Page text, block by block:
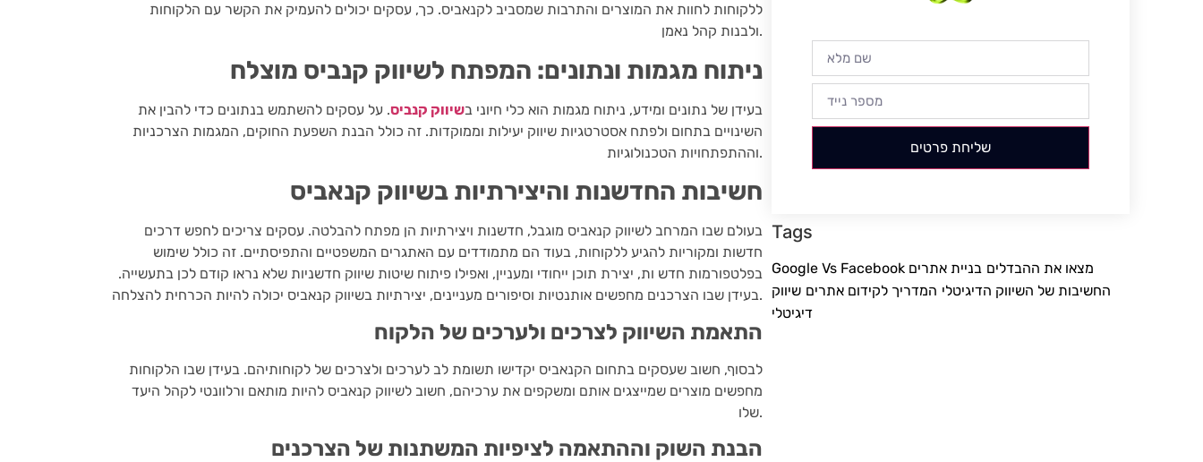
ללקוחות לחוות את המוצרים והתרבות שמסביב לקנאביס. כך, עסקים יכולים להעמיק את הקשר עם הלקוחות
ולבנות קהל נאמן.
ניתוח מגמות ונתונים: המפתח לשיווק קנביס מוצלח
בעידן של נתונים ומידע, ניתוח מגמות הוא כלי חיוני בשיווק קנביס. על עסקים להשתמש בנתונים כדי להבין את
השינויים בתחום ולפתח אסטרטגיות שיווק יעילות וממוקדות. זה כולל הבנת השפעת החוקים, המגמות הצרכניות
וההתפתחויות הטכנולוגיות.
חשיבות החדשנות והיצירתיות בשיווק קנאביס
בעולם שבו המרחב לשיווק קנאביס מוגבל, חדשנות ויצירתיות הן מפתח להבלטה. עסקים צריכים לחפש דרכים
חדשות ומקוריות להגיע ללקוחות, בעוד הם מתמודדים עם האתגרים המשפטיים והתפיסתיים. זה כולל שימוש
בפלטפורמות חדש ות, יצירת תוכן ייחודי ומעניין, ואפילו פיתוח שיטות שיווק חדשניות שלא נראו קודם לכן בתעשייה.
בעידן שבו הצרכנים מחפשים אותנטיות וסיפורים מעניינים, יצירתיות בשיווק קנאביס יכולה להיות הכרחית להצלחה.
התאמת השיווק לצרכים ולערכים של הלקוח
לבסוף, חשוב שעסקים בתחום הקנאביס יקדישו תשומת לב לערכים ולצרכים של לקוחותיהם. בעידן שבו הלקוחות
מחפשים מוצרים שמייצגים אותם ומשקפים את ערכיהם, חשוב לשיווק קנאביס להיות מותאם ורלוונטי לקהל היעד
שלו.
הבנת השוק וההתאמה לציפיות המשתנות של הצרכנים
שליחת פרטים
Tags
Google Vs Facebook מצאו את ההבדלים בניית אתרים
החשיבות של השיווק הדיגיטלי המדריך לקידום אתרים שיווק
דיגיטלי